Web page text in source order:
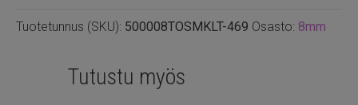
Tuotetunnus (SKU): 500008TOSMKLT-469 Osasto: 8mm
Tutustu myös